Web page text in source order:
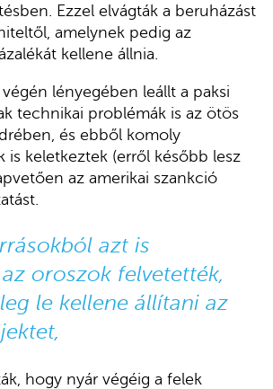
Ezzel elvágták a beruházást
amelynek pedig az
kellene állnia.
lényegében leállt a paksi
technikai problémák is az ötös
és ebből komoly
is keletkeztek (erről később lesz
az amerikai szankció
azt is
oroszok felvetették,
le kellene állítani az
hogy nyár végéig a felek